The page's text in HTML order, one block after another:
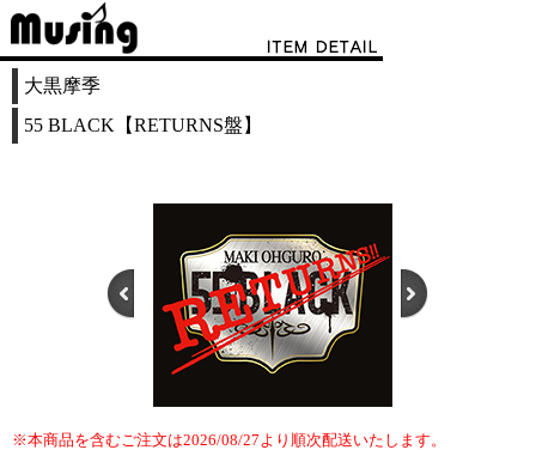
大黒摩季
55 BLACK【RETURNS盤】
※本商品を含むご注文は2026/08/27より順次配送いたします。